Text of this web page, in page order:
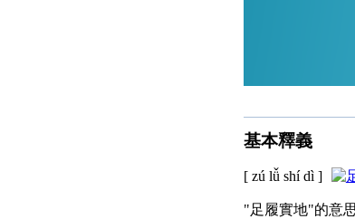
基本釋義
[ zú lǚ shí dì ]
"足履實地"的意